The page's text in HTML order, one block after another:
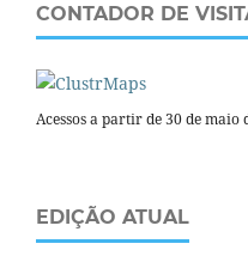
CONTADOR DE
Acessos a partir de 30 de maio
EDIÇÃO ATUAL